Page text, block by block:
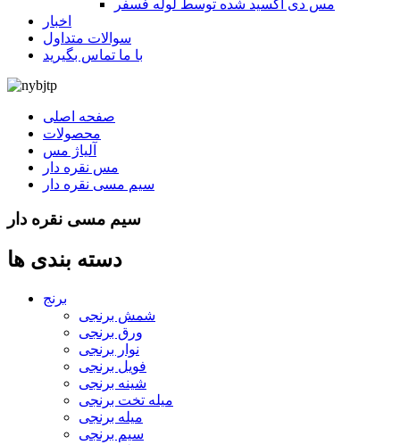
مس دی اکسید شده توسط لوله فسفر
اخبار
سوالات متداول
با ما تماس بگیرید
صفحه اصلی
محصولات
آلیاژ مس
مس نقره دار
سیم مسی نقره دار
سیم مسی نقره دار
دسته بندی ها
برنج
شمش برنجی
ورق برنجی
نوار برنجی
فویل برنجی
شینه برنجی
میله تخت برنجی
میله برنجی
سیم برنجی